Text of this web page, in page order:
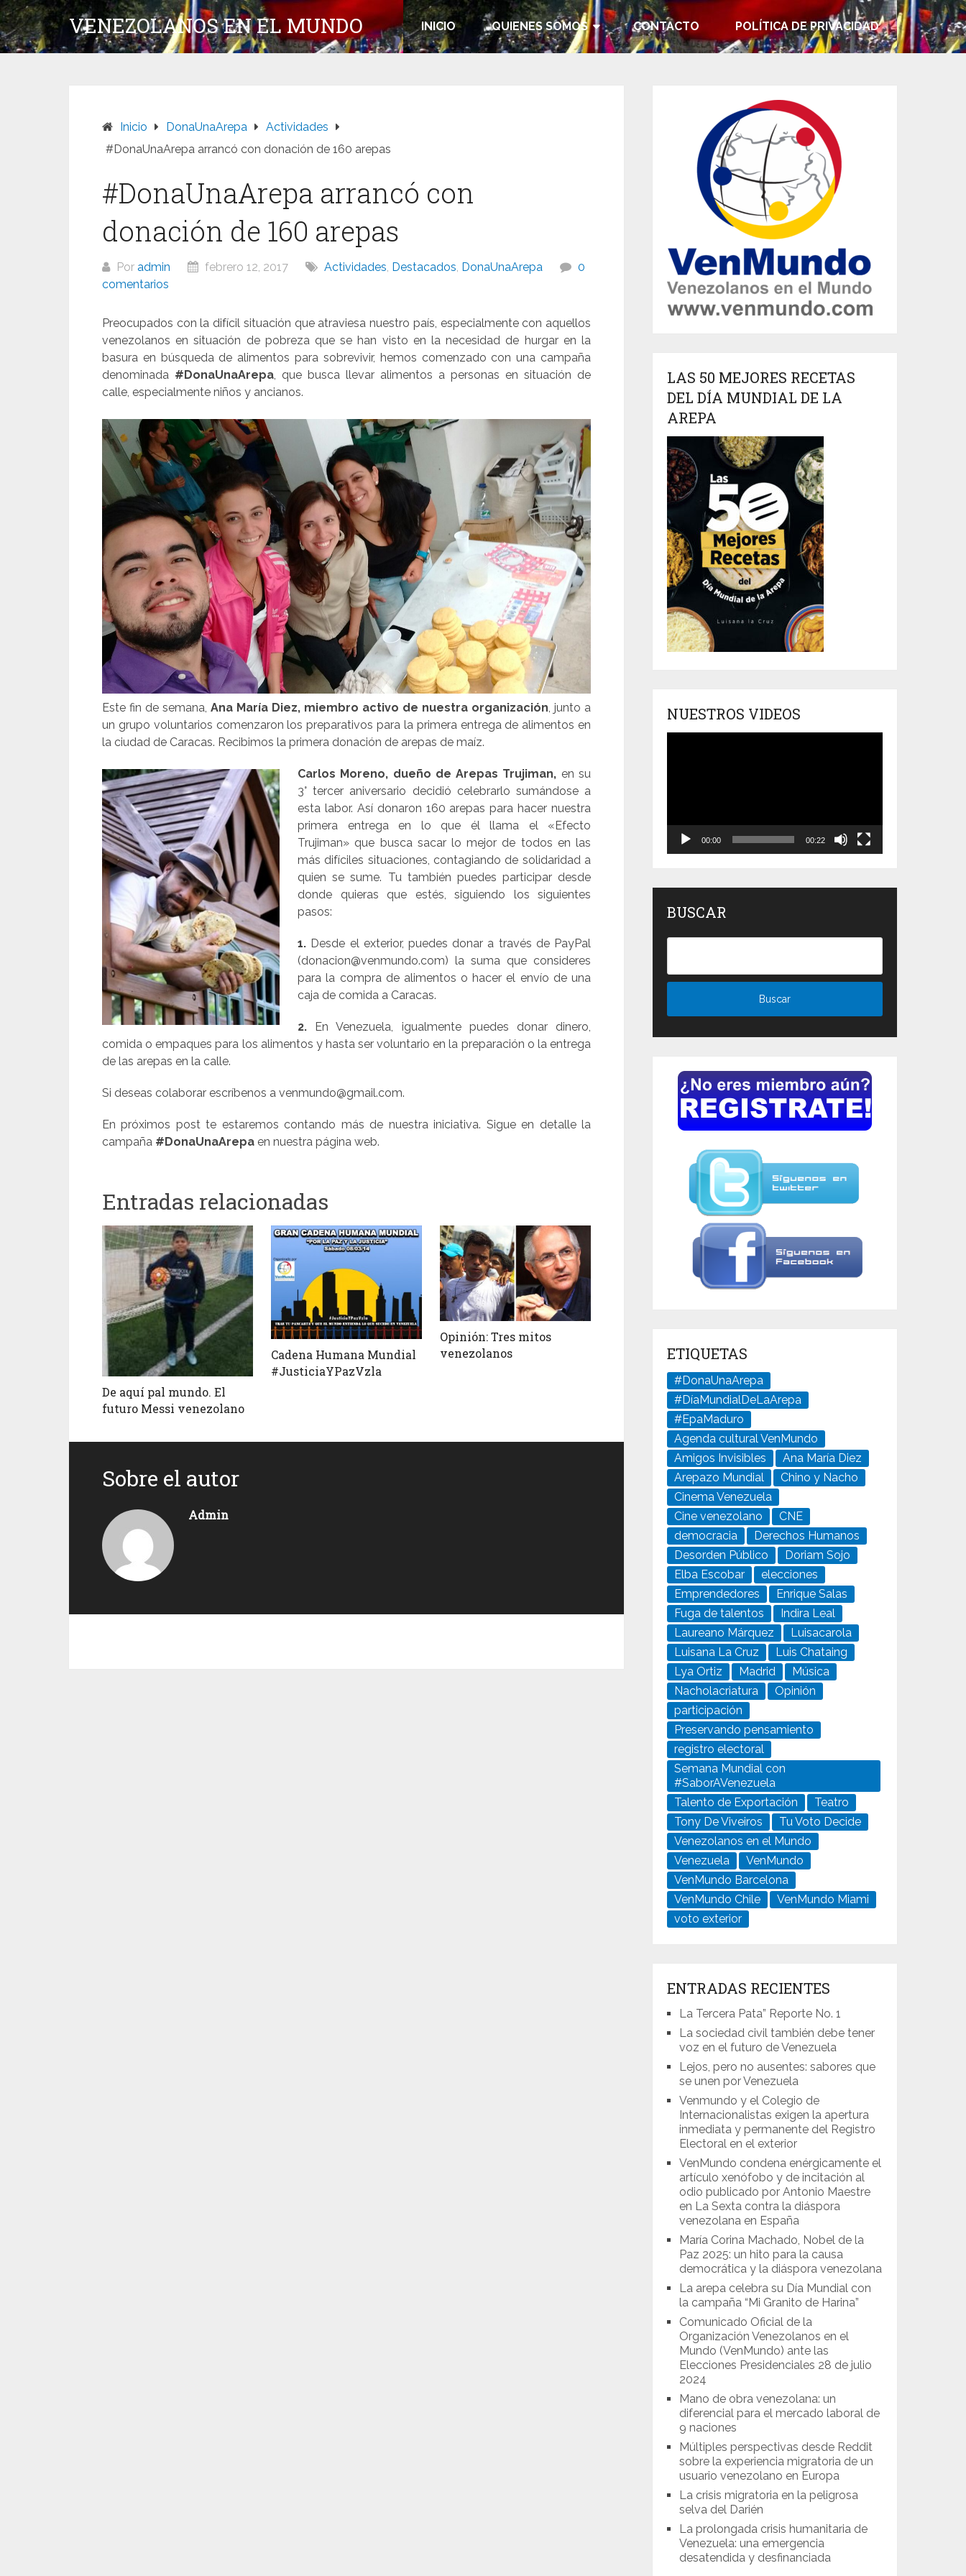
Saltar
al
contenido
VENEZOLANOS EN EL MUNDO INICIO QUIENES SOMOS CONTACTO POLÍTICA DE PRIVACIDAD
Inicio DonaUnaArepa
Actividades
#DonaUnaArepa arrancó con donación de 160 arepas
#DonaUnaArepa arrancó con
donación de 160 arepas
Por admin febrero 12, 2017 Actividades, Destacados, DonaUnaArepa
0
comentarios
Preocupados con la difícil situación que atraviesa nuestro país, especialmente con aquellos
venezolanos en situación de pobreza que se han visto en la necesidad de hurgar en la
basura en búsqueda de alimentos para sobrevivir, hemos comenzado con una campaña
denominada #DonaUnaArepa, que busca llevar alimentos a personas en situación de
calle, especialmente niños y ancianos.
Este fin de semana, Ana María Diez, miembro activo de nuestra organización, junto a
un grupo voluntarios comenzaron los preparativos para la primera entrega de alimentos en
la ciudad de Caracas. Recibimos la primera donación de arepas de maíz.
Carlos Moreno, dueño de Arepas Trujiman, en su
3° tercer aniversario decidió celebrarlo sumándose a
esta labor. Así donaron 160 arepas para hacer nuestra
primera entrega en lo que él llama el «Efecto
Trujiman» que busca sacar lo mejor de todos en las
más difíciles situaciones, contagiando de solidaridad a
quien se sume. Tu también puedes participar desde
donde quieras que estés, siguiendo los siguientes
pasos:
1. Desde el exterior, puedes donar a través de PayPal
(donacion@venmundo.com) la suma que consideres
para la compra de alimentos o hacer el envío de una
caja de comida a Caracas.
2. En Venezuela, igualmente puedes donar dinero,
comida o empaques para los alimentos y hasta ser voluntario en la preparación o la entrega
de las arepas en la calle.
Si deseas colaborar escríbenos a venmundo@gmail.com.
En próximos post te estaremos contando más de nuestra iniciativa. Sigue en detalle la
campaña #DonaUnaArepa en nuestra página web.
Entradas relacionadas
De aquí pal mundo. El
futuro Messi venezolano
Cadena Humana Mundial
#JusticiaYPazVzla
Opinión: Tres mitos
venezolanos
Sobre el autor
Admin
LAS 50 MEJORES RECETAS
DEL DÍA MUNDIAL DE LA
AREPA
NUESTROS VIDEOS
00:00 00:22
BUSCAR
ETIQUETAS
#DonaUnaArepa
#DíaMundialDeLaArepa
#EpaMaduro
Agenda cultural VenMundo
Amigos Invisibles
Ana María Diez
Arepazo Mundial
Chino y Nacho
Cinema Venezuela
Cine venezolano
CNE
democracia
Derechos Humanos
Desorden Público
Doriam Sojo
Elba Escobar
elecciones
Emprendedores
Enrique Salas
Fuga de talentos
Indira Leal
Laureano Márquez
Luisacarola
Luisana La Cruz
Luis Chataing
Lya Ortiz
Madrid
Música
Nacholacriatura
Opinión
participación
Preservando pensamiento
registro electoral
Semana Mundial con
#SaborAVenezuela
Talento de Exportación
Teatro
Tony De Viveiros
Tu Voto Decide
Venezolanos en el Mundo
Venezuela
VenMundo
VenMundo Barcelona
VenMundo Chile
VenMundo Miami
voto exterior
ENTRADAS RECIENTES
La Tercera Pata” Reporte No. 1
La sociedad civil también debe tener
voz en el futuro de Venezuela
Lejos, pero no ausentes: sabores que
se unen por Venezuela
Venmundo y el Colegio de
Internacionalistas exigen la apertura
inmediata y permanente del Registro
Electoral en el exterior
VenMundo condena enérgicamente el
artículo xenófobo y de incitación al
odio publicado por Antonio Maestre
en La Sexta contra la diáspora
venezolana en España
María Corina Machado, Nobel de la
Paz 2025: un hito para la causa
democrática y la diáspora venezolana
La arepa celebra su Día Mundial con
la campaña “Mi Granito de Harina”
Comunicado Oficial de la
Organización Venezolanos en el
Mundo (VenMundo) ante las
Elecciones Presidenciales 28 de julio
2024
Mano de obra venezolana: un
diferencial para el mercado laboral de
9 naciones
Múltiples perspectivas desde Reddit
sobre la experiencia migratoria de un
usuario venezolano en Europa
La crisis migratoria en la peligrosa
selva del Darién
La prolongada crisis humanitaria de
Venezuela: una emergencia
desatendida y desfinanciada